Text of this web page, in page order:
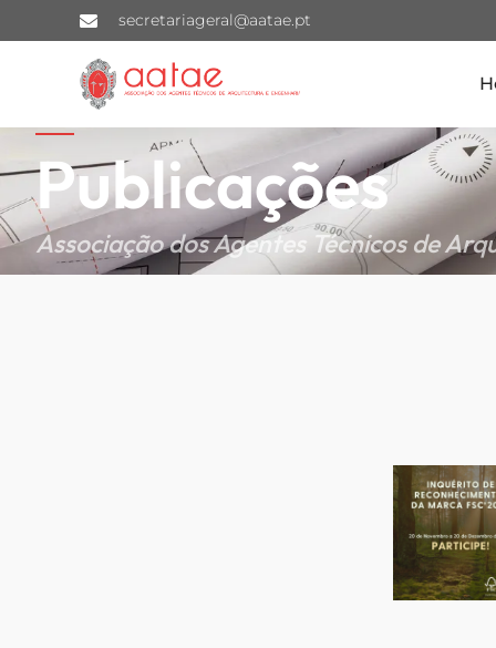
secretariageral@aatae.pt
Publicações
Associação dos Agentes Técnicos de